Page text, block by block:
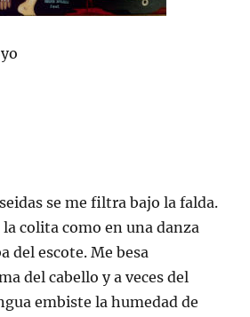
se me filtra bajo la falda.
colita como en una danza
del escote. Me besa
del cabello y a veces del
embiste la humedad de